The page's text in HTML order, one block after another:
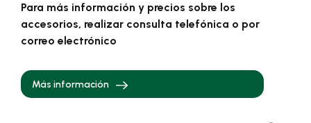
Para más información y precios sobre los
accesorios, realizar consulta telefónica o por
correo electrónico
Más información